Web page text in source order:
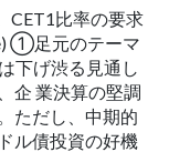
CET1比率の要求
①足元のテーマ
下げ渋る見通し
企 業決算の堅調
ただし、中期的
ル債投資の好機